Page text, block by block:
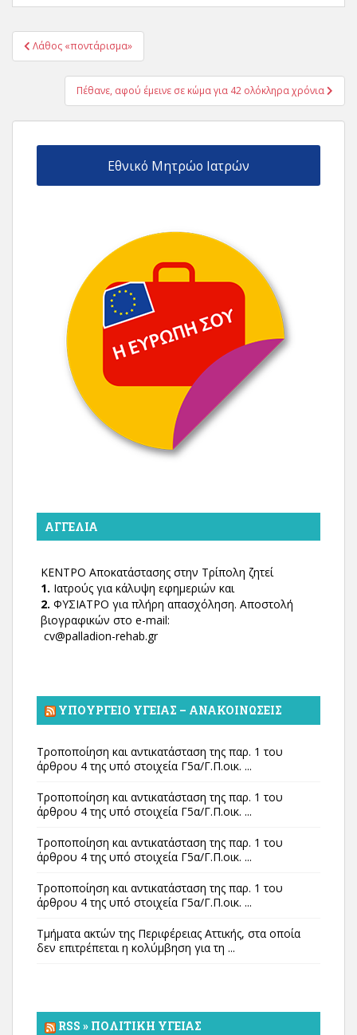
Πλοήγηση
άρθρων
Λάθος «ποντάρισμα»
Πέθανε, αφού έμεινε σε κώμα για 42 ολόκληρα χρόνια
Εθνικό Μητρώο Ιατρών
ΑΓΓΕΛΊΑ
ΚΕΝΤΡΟ Αποκατάστασης στην Τρίπολη ζητεί
1. Ιατρούς για κάλυψη εφημεριών και
2. ΦΥΣΙΑΤΡΟ για πλήρη απασχόληση. Αποστολή
βιογραφικών στο e-mail:
cv@palladion-rehab.gr
ΥΠΟΥΡΓΕΊΟ ΥΓΕΊΑΣ – ΑΝΑΚΟΙΝΏΣΕΙΣ
Τροποποίηση και αντικατάσταση της παρ. 1 του
άρθρου 4 της υπό στοιχεία Γ5α/Γ.Π.οικ. ...
Τροποποίηση και αντικατάσταση της παρ. 1 του
άρθρου 4 της υπό στοιχεία Γ5α/Γ.Π.οικ. ...
Τροποποίηση και αντικατάσταση της παρ. 1 του
άρθρου 4 της υπό στοιχεία Γ5α/Γ.Π.οικ. ...
Τροποποίηση και αντικατάσταση της παρ. 1 του
άρθρου 4 της υπό στοιχεία Γ5α/Γ.Π.οικ. ...
Τμήματα ακτών της Περιφέρειας Αττικής, στα οποία
δεν επιτρέπεται η κολύμβηση για τη ...
RSS » ΠΟΛΙΤΙΚΉ ΥΓΕΊΑΣ